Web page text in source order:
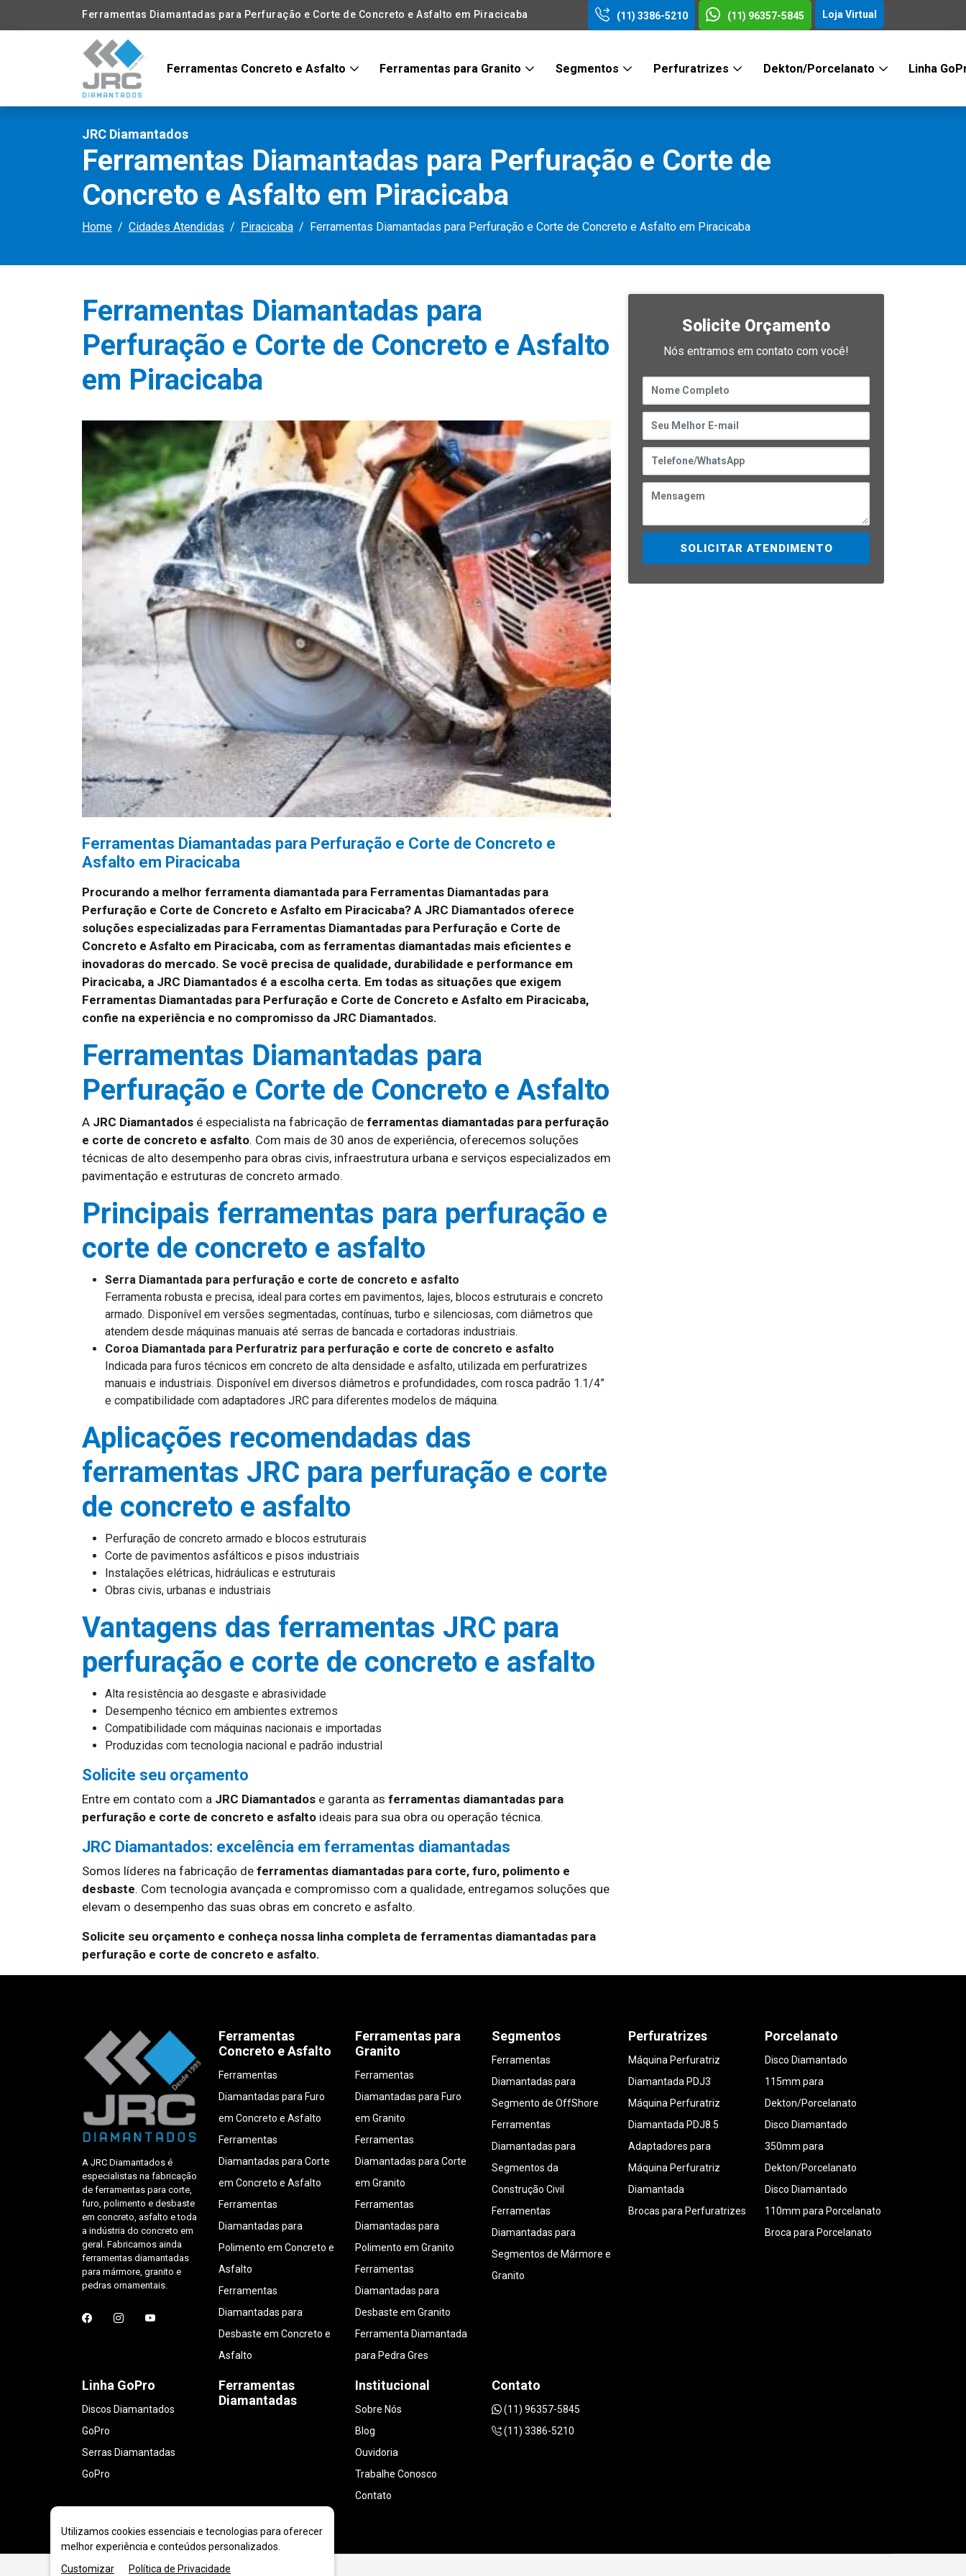
Ferramentas Diamantadas para Perfuração e Corte de Concreto e Asfalto em Piracicaba (11) 3386-5210 (11) 96357-5845 Loja Virtual
Ferramentas Concreto e Asfalto Ferramentas para Granito Segmentos Perfuratrizes Dekton/Porcelanato Linha
JRC Diamantados
Ferramentas Diamantadas para Perfuração e Corte de
Concreto e Asfalto em Piracicaba
Home Cidades Atendidas Piracicaba Ferramentas Diamantadas para Perfuração e Corte de Concreto e Asfalto em Piracicaba
Ferramentas Diamantadas para
Perfuração e Corte de Concreto e Asfalto
em Piracicaba
Ferramentas Diamantadas para Perfuração e Corte de Concreto e
Asfalto em Piracicaba
Procurando a melhor ferramenta diamantada para Ferramentas Diamantadas para
Perfuração e Corte de Concreto e Asfalto em Piracicaba? A JRC Diamantados oferece
soluções especializadas para Ferramentas Diamantadas para Perfuração e Corte de
Concreto e Asfalto em Piracicaba, com as ferramentas diamantadas mais eficientes e
inovadoras do mercado. Se você precisa de qualidade, durabilidade e performance em
Piracicaba, a JRC Diamantados é a escolha certa. Em todas as situações que exigem
Ferramentas Diamantadas para Perfuração e Corte de Concreto e Asfalto em Piracicaba,
confie na experiência e no compromisso da JRC Diamantados.
Ferramentas Diamantadas para
Perfuração e Corte de Concreto e Asfalto
A JRC Diamantados é especialista na fabricação de ferramentas diamantadas para perfuração
e corte de concreto e asfalto. Com mais de 30 anos de experiência, oferecemos soluções
técnicas de alto desempenho para obras civis, infraestrutura urbana e serviços especializados em
pavimentação e estruturas de concreto armado.
Principais ferramentas para perfuração e
corte de concreto e asfalto
Serra Diamantada para perfuração e corte de concreto e asfalto
Ferramenta robusta e precisa, ideal para cortes em pavimentos, lajes, blocos estruturais e concreto
armado. Disponível em versões segmentadas, contínuas, turbo e silenciosas, com diâmetros que
atendem desde máquinas manuais até serras de bancada e cortadoras industriais.
Coroa Diamantada para Perfuratriz para perfuração e corte de concreto e asfalto
Indicada para furos técnicos em concreto de alta densidade e asfalto, utilizada em perfuratrizes
manuais e industriais. Disponível em diversos diâmetros e profundidades, com rosca padrão 1.1/4”
e compatibilidade com adaptadores JRC para diferentes modelos de máquina.
Aplicações recomendadas das
ferramentas JRC para perfuração e corte
de concreto e asfalto
Perfuração de concreto armado e blocos estruturais
Corte de pavimentos asfálticos e pisos industriais
Instalações elétricas, hidráulicas e estruturais
Obras civis, urbanas e industriais
Vantagens das ferramentas JRC para
perfuração e corte de concreto e asfalto
Alta resistência ao desgaste e abrasividade
Desempenho técnico em ambientes extremos
Compatibilidade com máquinas nacionais e importadas
Produzidas com tecnologia nacional e padrão industrial
Solicite seu orçamento
Entre em contato com a JRC Diamantados e garanta as ferramentas diamantadas para
perfuração e corte de concreto e asfalto ideais para sua obra ou operação técnica.
JRC Diamantados: excelência em ferramentas diamantadas
Somos líderes na fabricação de ferramentas diamantadas para corte, furo, polimento e
desbaste. Com tecnologia avançada e compromisso com a qualidade, entregamos soluções que
elevam o desempenho das suas obras em concreto e asfalto.
Solicite seu orçamento e conheça nossa linha completa de ferramentas diamantadas para
perfuração e corte de concreto e asfalto.
Solicite Orçamento
Nós entramos em contato com você!
SOLICITAR ATENDIMENTO
A JRC Diamantados é
especialistas na fabricação
de ferramentas para corte,
furo, polimento e desbaste
em concreto, asfalto e toda
a indústria do concreto em
geral. Fabricamos ainda
ferramentas diamantadas
para mármore, granito e
pedras ornamentais.
Ferramentas
Concreto e Asfalto
Ferramentas
Diamantadas para Furo
em Concreto e Asfalto
Ferramentas
Diamantadas para Corte
em Concreto e Asfalto
Ferramentas
Diamantadas para
Polimento em Concreto e
Asfalto
Ferramentas
Diamantadas para
Desbaste em Concreto e
Asfalto
Ferramentas para
Granito
Ferramentas
Diamantadas para Furo
em Granito
Ferramentas
Diamantadas para Corte
em Granito
Ferramentas
Diamantadas para
Polimento em Granito
Ferramentas
Diamantadas para
Desbaste em Granito
Ferramenta Diamantada
para Pedra Gres
Segmentos
Ferramentas
Diamantadas para
Segmento de OffShore
Ferramentas
Diamantadas para
Segmentos da
Construção Civil
Ferramentas
Diamantadas para
Segmentos de Mármore e
Granito
Perfuratrizes
Máquina Perfuratriz
Diamantada PDJ3
Máquina Perfuratriz
Diamantada PDJ8.5
Adaptadores para
Máquina Perfuratriz
Diamantada
Brocas para Perfuratrizes
Porcelanato
Disco Diamantado
115mm para
Dekton/Porcelanato
Disco Diamantado
350mm para
Dekton/Porcelanato
Disco Diamantado
110mm para Porcelanato
Broca para Porcelanato
Linha GoPro
Discos Diamantados
GoPro
Serras Diamantadas
GoPro
Ferramentas
Diamantadas
Institucional
Sobre Nós
Blog
Ouvidoria
Trabalhe Conosco
Contato
Contato
(11) 96357-5845
(11) 3386-5210
Utilizamos cookies essenciais e tecnologias para oferecer
melhor experiência e conteúdos personalizados.
Customizar
Política de Privacidade